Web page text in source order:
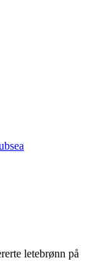
letebrønn på